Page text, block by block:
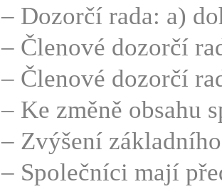
– Dozorčí rada: a)
– Členové dozorčí
– Členové dozorčí
– Ke změně obsahu
– Zvýšení
– Společníci mají